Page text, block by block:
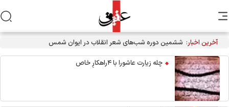
آخرین اخبار: احیاء شب نیمه شعبان در هیئت آیین حسینی
چله زیارت عاشورا با ۴راهکارِ خاص